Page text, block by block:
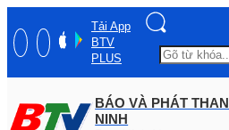
Tải App
BTV
PLUS
BÁO VÀ PHÁT
NINH